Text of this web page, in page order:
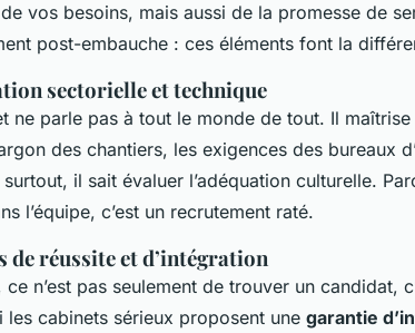
vos besoins, mais aussi de la promesse de
post-embauche : ces éléments font la
sectorielle et technique
ne parle pas à tout le monde de tout. Il
des chantiers, les exigences des bureaux
il sait évaluer l’adéquation culturelle.
l’équipe, c’est un recrutement raté.
de réussite et d’intégration
n’est pas seulement de trouver un candidat,
les cabinets sérieux proposent une garantie